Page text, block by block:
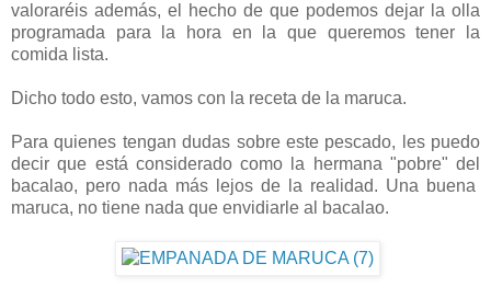
valoraréis además, el hecho de que podemos dejar la olla
programada para la hora en la que queremos tener la
comida lista.
Dicho todo esto, vamos con la receta de la maruca.
Para quienes tengan dudas sobre este pescado, les puedo
decir que está considerado como la hermana "pobre" del
bacalao, pero nada más lejos de la realidad. Una buena
maruca, no tiene nada que envidiarle al bacalao.